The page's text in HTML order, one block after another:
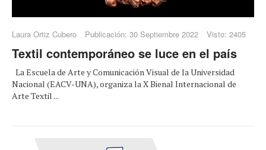
Laura Ortiz Cubero Publicación: 30 Septiembre 2022 Visto: 2405
Textil contemporáneo se luce en el país
La Escuela de Arte y Comunicación Visual de la Universidad
Nacional (EACV-UNA), organiza la X Bienal Internacional de
Arte Textil ...